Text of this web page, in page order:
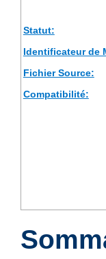
Statut:
Identificateur de
Fichier Source:
Compatibilité: